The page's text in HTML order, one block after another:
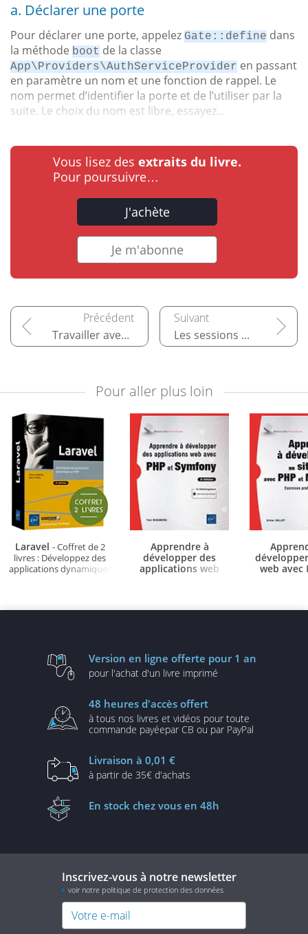
a. Déclarer une porte
Pour déclarer une porte, appelez Gate::define dans
la méthode boot de la classe
App\Providers\AuthServiceProvider en passant
en paramètre un nom et une fonction de rappel. Le
nom permet d’identifier la porte et de l’utiliser par la
suite. Le choix du nom est libre, essayez...
Vous lisez des extraits du livre.
Pour poursuivre…
J'achète
Je m'abonne
Travailler avec les données Les sessions et le cache
Pour aller plus loin
Laravel - Coffret de 2
livres : Développez des
applications dynamiques
Apprendre à
développer des
applications web
web avec
Version en ligne offerte pour 1 an
pour l'achat d'un livre imprimé
48 heures d'accès offert
à tous nos livres et vidéos pour toute
commande payéepar CB ou par PayPal
Livraison à 0,01 €
à partir de 35€ d'achats
En stock chez vous en 48h
Inscrivez-vous à notre newsletter
voir notre politique de protection des données